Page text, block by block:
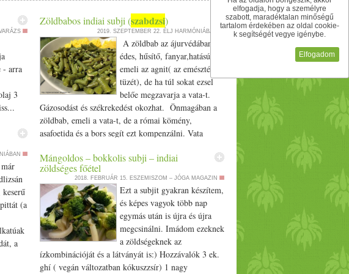
- arra
3
(a
a
Zöldbabos indiai subji (szabdzsi)
2019. SZEPTEMBER 22. ÉLJ HARMÓNIÁBAN
A zöldbab az ájurvédában
édes, hűsítő, fanyar,hatású,
emeli az agnit( az emésztés
tüzét), de ha túl sokat ezsel
belőe megzavarja a vata-t.
Gázosodást és székrekedést okozhat. Önmagában a
zöldbab, emeli a vata-t, de a római kömény,
asafoetida és a bors segít ezt kompenzálni. Vata
a torokra, tüdőre és a pitta rendellenességekre.
Fogyaszthatod rizzsel, purival,
chapatival (lepénykenyér receptet itt találod).
Hozzávalók 4 csésze zöldbab felvágva 2 ek ghí vagy
olaj 1/­­2 tk fekete mustármag 1/­­2 tk római kömény
1/­­2 tk masala por (ez egy fűszerkeverék indiai
boltokban kapható) egy csipet asafoetida 1/­­4 tk
kurkuma 1/­­2 tk só Paszta 1 tk kókuszreszelék 2 ek.
friss korianderlevél összevágva 1 kis darab gyömbér
Mángoldos – bokkolis subji – indiai
zöldséges főétel
2018. FEBRUÁR 15. ESZEMISZOM – JÓGA MAGAZIN
Ezt a subjit gyakran készítem,
és képes vagyok több nap
egymás után is újra és újra
megcsinálni. Imádom ezeknek
a zöldségeknek az
ízkombinációját és a látványát is:) Hozzávalók 3 ek.
ghí ( vegán változatban kókuszzsír) 1 nagy
elfogadja, hogy a személyre
szabott, maradéktalan minőségű
tartalom érdekében az oldal cookie-
k segítségét vegye igénybe.
Elfogadom